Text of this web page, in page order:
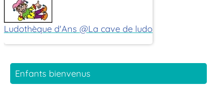
Ludothèque d'Ans @La cave de ludo
Enfants bienvenus